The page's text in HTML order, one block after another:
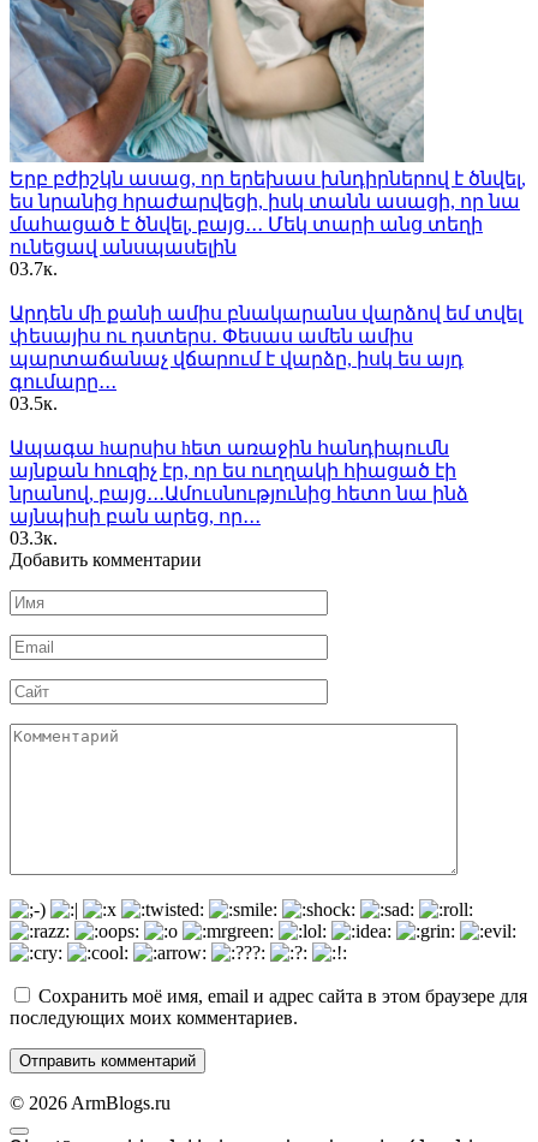
Երբ բժիշկն ասաց, որ երեխաս խնդիրներով է ծնվել,
ես նրանից հրաժարվեցի, իսկ տանն ասացի, որ նա
մահացած է ծնվել, բայց․․․ Մեկ տարի անց տեղի
ունեցավ անսպասելին
03.7к.
Արդեն մի քանի ամիս բնակարանս վարձով եմ տվել
փեսայիս ու դստերս․ Փեսաս ամեն ամիս
պարտաճանաչ վճարում է վարձը, իսկ ես այդ
գումարը․․․
03.5к.
Ապագա hարսիս hետ առաջին հանդիպումն
այնքան հուզիչ էր, որ ես ուղղակի հիացած էի
նրանով, բայց․․․Ամուսնությունից հետո նա ինձ
այնպիսի բան արեց, որ․․․
03.3к.
Добавить комментарии
Имя
*
Email
*
Сайт
Комментарий
Сохранить моё имя, email и адрес сайта в этом браузере для
последующих моих комментариев.
© 2026 ArmBlogs.ru